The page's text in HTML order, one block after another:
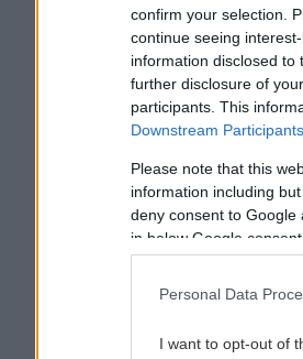
confirm your selection.
continue seeing
information disclosed
further disclosure of
participants. This
Downstream Participants
Please note that this
information including
deny consent to
in below Google consent
Personal Data
I want to opt-out of